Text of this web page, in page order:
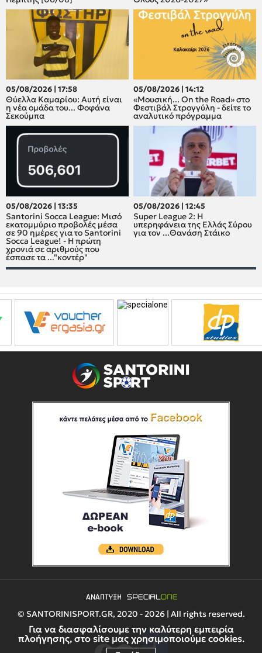
Για να διασφαλίσουμε την καλύτερη εμπειρία
πλοήγησης, στο site μας χρησιμοποιούμε cookies.
05/08/2026 | 17:58
Θύελλα Καμαρίου: Αυτή είναι
η νέα ομάδα του... Φοφάνα
Σεκούμπα
05/08/2026 | 14:12
«Μουσική... On the Road» στο
Φεστιβάλ Στρογγύλη - δείτε το
αναλυτικό πρόγραμμα
05/08/2026 | 13:35
Santorini Socca League: Μισό
εκατομμύριο προβολές μέσα
σε 90 ημέρες για το Santorini
Socca League! - Η πρώτη
χρονιά σε αριθμούς που
έσπασε τα ..."κοντέρ"
05/08/2026 | 12:45
Super League 2: H
υπερηφάνεια της Ελλάς Σύρου
για τον ...Θανάση Στάικο
© SANTORINISPORT.GR, 2020 - 2026 | All rights reserved.